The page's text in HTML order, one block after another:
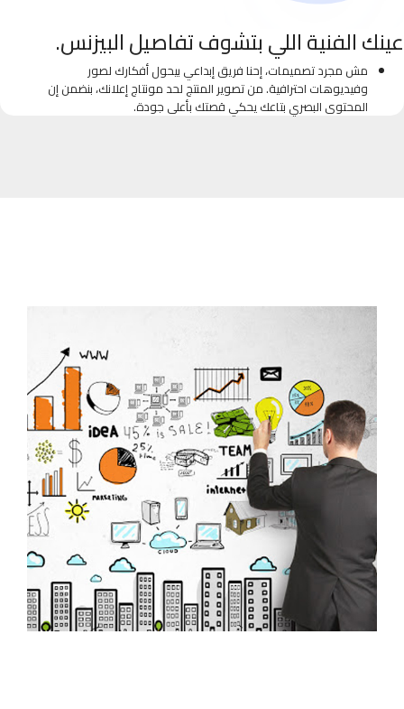
عينك الفنية اللي بتشوف تفاصيل البيزنس.
مش مجرد تصميمات، إحنا فريق إبداعي بيحول أفكارك لصور
وفيديوهات احترافية. من تصوير المنتج لحد مونتاج إعلانك، بنضمن إن
المحتوى البصري بتاعك يحكي قصتك بأعلى جودة.